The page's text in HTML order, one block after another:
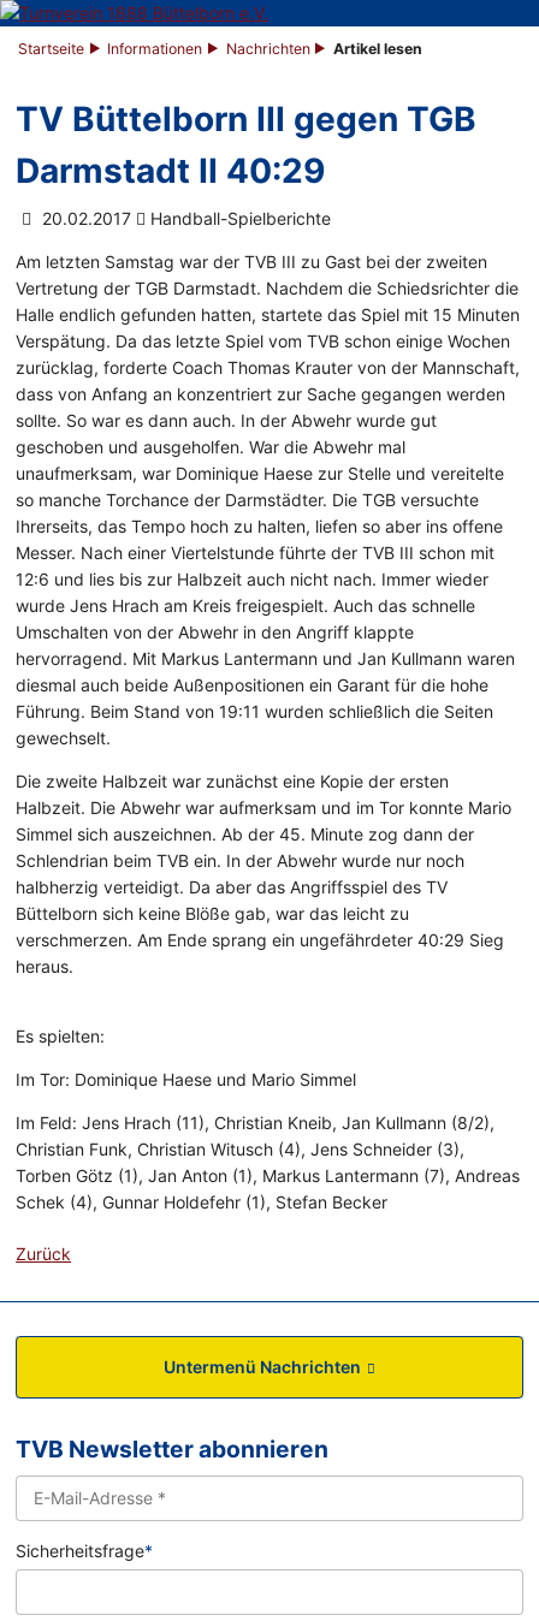
Startseite Informationen Nachrichten Artikel lesen
TV Büttelborn III gegen TGB
Darmstadt II 40:29
20.02.2017 Handball-Spielberichte
Am letzten Samstag war der TVB III zu Gast bei der zweiten
Vertretung der TGB Darmstadt. Nachdem die Schiedsrichter die
Halle endlich gefunden hatten, startete das Spiel mit 15 Minuten
Verspätung. Da das letzte Spiel vom TVB schon einige Wochen
zurücklag, forderte Coach Thomas Krauter von der Mannschaft,
dass von Anfang an konzentriert zur Sache gegangen werden
sollte. So war es dann auch. In der Abwehr wurde gut
geschoben und ausgeholfen. War die Abwehr mal
unaufmerksam, war Dominique Haese zur Stelle und vereitelte
so manche Torchance der Darmstädter. Die TGB versuchte
Ihrerseits, das Tempo hoch zu halten, liefen so aber ins offene
Messer. Nach einer Viertelstunde führte der TVB III schon mit
12:6 und lies bis zur Halbzeit auch nicht nach. Immer wieder
wurde Jens Hrach am Kreis freigespielt. Auch das schnelle
Umschalten von der Abwehr in den Angriff klappte
hervorragend. Mit Markus Lantermann und Jan Kullmann waren
diesmal auch beide Außenpositionen ein Garant für die hohe
Führung. Beim Stand von 19:11 wurden schließlich die Seiten
gewechselt.
Die zweite Halbzeit war zunächst eine Kopie der ersten
Halbzeit. Die Abwehr war aufmerksam und im Tor konnte Mario
Simmel sich auszeichnen. Ab der 45. Minute zog dann der
Schlendrian beim TVB ein. In der Abwehr wurde nur noch
halbherzig verteidigt. Da aber das Angriffsspiel des TV
Büttelborn sich keine Blöße gab, war das leicht zu
verschmerzen. Am Ende sprang ein ungefährdeter 40:29 Sieg
heraus.
Es spielten:
Im Tor: Dominique Haese und Mario Simmel
Im Feld: Jens Hrach (11), Christian Kneib, Jan Kullmann (8/2),
Christian Funk, Christian Witusch (4), Jens Schneider (3),
Torben Götz (1), Jan Anton (1), Markus Lantermann (7), Andreas
Schek (4), Gunnar Holdefehr (1), Stefan Becker
Zurück
Untermenü Nachrichten
TVB Newsletter abonnieren
Sicherheitsfrage*